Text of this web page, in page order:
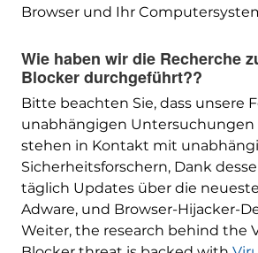
Browser und Ihr
Wie haben wir die Recherche
Blocker durchgeführt??
Bitte beachten Sie, dass unsere
unabhängigen Untersuchungen
stehen in Kontakt mit
Sicherheitsforschern, Dank
täglich Updates über die
Adware, und Browser-Hijacker-
Weiter, the research behind the